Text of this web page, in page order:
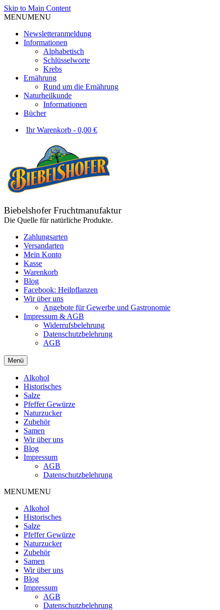
Skip to Main Content
MENUMENU
Newsletteranmeldung
Informationen
Alphabetisch
Schlüsselworte
Krebs
Ernährung
Rund um die Ernährung
Naturheilkunde
Informationen
Bücher
Ihr Warenkorb - 0,00 €
Biebelshofer Fruchtmanufaktur
Die Quelle für natürliche Produkte.
Zahlungsarten
Versandarten
Mein Konto
Kasse
Warenkorb
Blog
Facebook: Heilpflanzen
Wir über uns
Angebote für Gewerbe und Gastronomie
Impressum & AGB
Widerrufsbelehrung
Datenschutzbelehrung
AGB
Menü
Alkohol
Historisches
Salze
Pfeffer Gewürze
Naturzucker
Zubehör
Samen
Wir über uns
Blog
Impressum
AGB
Datenschutzbelehrung
MENUMENU
Alkohol
Historisches
Salze
Pfeffer Gewürze
Naturzucker
Zubehör
Samen
Wir über uns
Blog
Impressum
AGB
Datenschutzbelehrung